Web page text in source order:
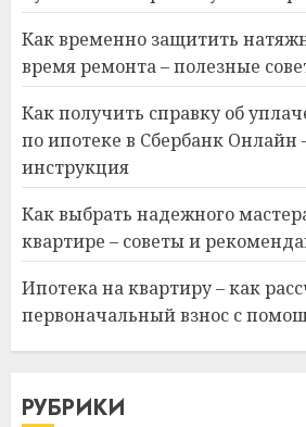
Как временно защитить
время ремонта – полезные
Как получить справку об
по ипотеке в Сбербанк Онлайн
инструкция
Как выбрать надежного
квартире – советы и
Ипотека на квартиру – как
первоначальный взнос с
РУБРИКИ